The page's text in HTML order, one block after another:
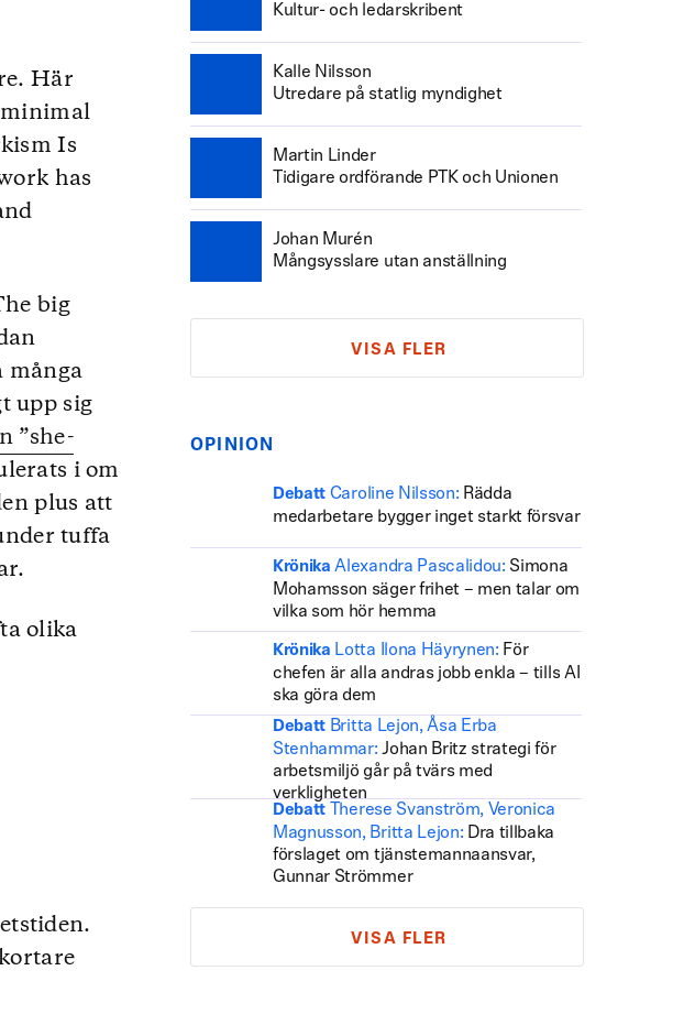
Här
minimal
Is
has
big
många
upp sig
”she-
i om
plus att
tuffa
olika
Kultur- och ledarskribent
Kalle Nilsson
Utredare på statlig myndighet
Martin Linder
Tidigare ordförande PTK och Unionen
Johan Murén
Mångsysslare utan anställning
VISA FLER
OPINION
Debatt Caroline Nilsson: Rädda
medarbetare bygger inget starkt försvar
Krönika Alexandra Pascalidou: Simona
Mohamsson säger frihet – men talar om
vilka som hör hemma
Krönika Lotta Ilona Häyrynen: För
chefen är alla andras jobb enkla – tills AI
ska göra dem
Debatt Britta Lejon, Åsa Erba
Stenhammar: Johan Britz strategi för
arbetsmiljö går på tvärs med
verkligheten
Debatt
Therese Svanström, Veronica
Magnusson, Britta Lejon: Dra tillbaka
förslaget om tjänstemannaansvar,
Gunnar Strömmer
VISA FLER